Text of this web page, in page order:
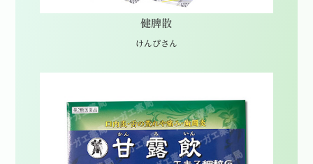
健脾散
けんぴさん